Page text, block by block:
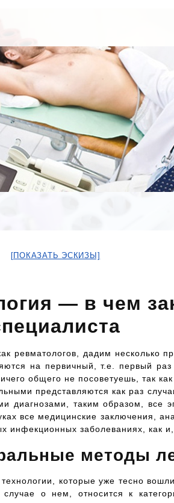
[ПОКАЗАТЬ ЭСКИЗЫ]
— в чем
ревматологов, дадим несколько
на первичный, т.е. первый
общего не посоветуешь, так
представляются как раз
диагнозами, таким образом,
все медицинские заключения,
инфекционных заболеваниях, как
методы
которые уже тесно
о нем, относится к